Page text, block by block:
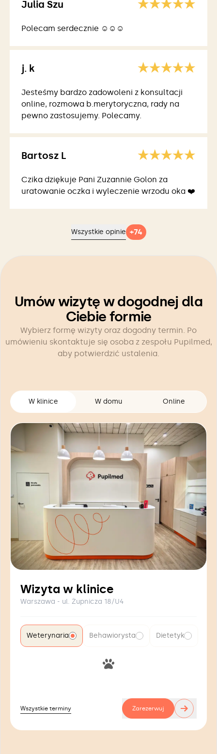
Julia Szu
Polecam serdecznie ☺️☺️☺️
j. k
Jesteśmy bardzo zadowoleni z konsultacji
online, rozmowa b.merytoryczna, rady na
pewno zastosujemy. Polecamy.
Bartosz L
Czika dziękuje Pani Zuzannie Golon za
uratowanie oczka i wyleczenie wrzodu oka ❤️
Wszystkie opinie +74
Umów wizytę w dogodnej dla
Ciebie formie
Wybierz formę wizyty oraz dogodny termin. Po
umówieniu skontaktuje się osoba z zespołu Pupilmed,
aby potwierdzić ustalenia.
W klinice W domu Online
Wizyta w klinice
Warszawa - ul. Żupnicza 18/U4
Weterynaria Behawiorysta Dietetyk
Wszystkie terminy Zarezerwuj →